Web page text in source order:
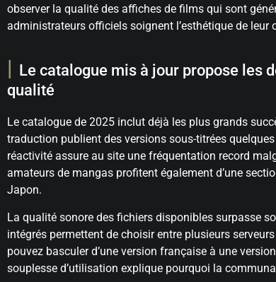
observer la qualité des affiches de films qui sont
administrateurs officiels soignent l’esthétique de
Le catalogue mis à jour propose les
qualité
Le catalogue de 2025 inclut déjà les plus grands
traduction publient des versions sous-titrées
réactivité assure au site une fréquentation record
amateurs de mangas profitent également d’une
Japon.
La qualité sonore des fichiers disponibles surpasse
intégrés permettent de choisir entre plusieurs
pouvez basculer d’une version française à une
souplesse d’utilisation explique pourquoi la